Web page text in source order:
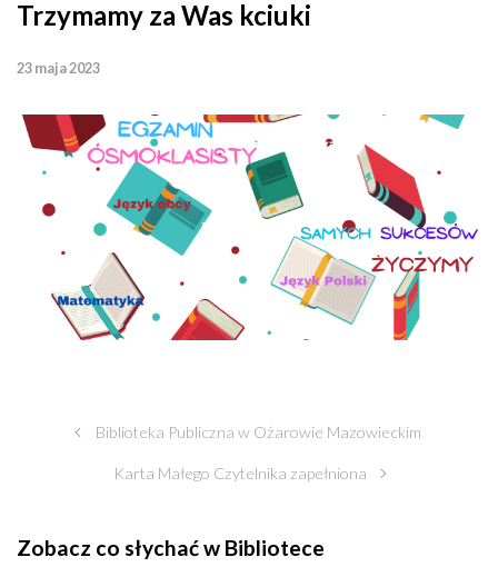
Trzymamy za Was kciuki
23 maja 2023
Biblioteka Publiczna w Ożarowie Mazowieckim
Karta Małego Czytelnika zapełniona
Zobacz co słychać w Bibliotece